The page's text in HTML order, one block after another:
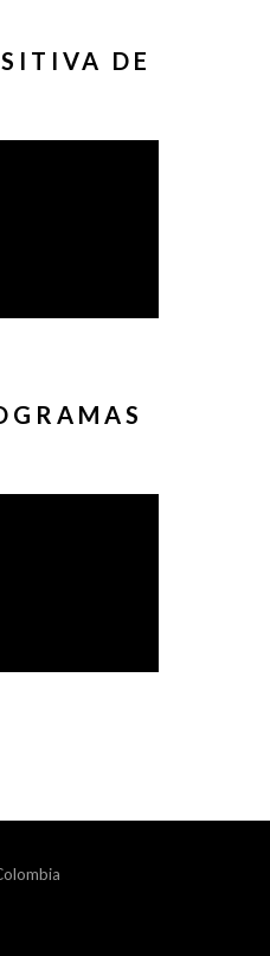
DE